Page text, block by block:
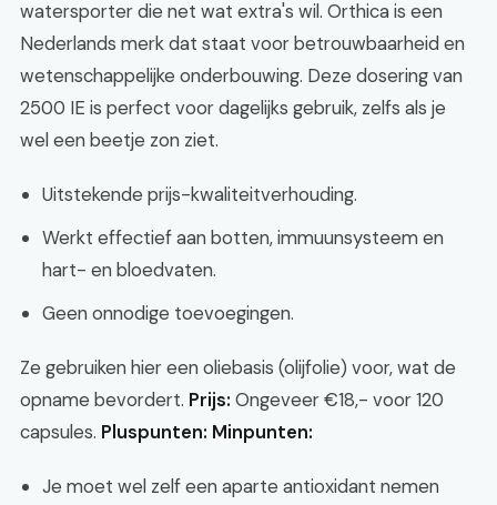
watersporter die net wat extra's wil. Orthica is een
Nederlands merk dat staat voor betrouwbaarheid en
wetenschappelijke onderbouwing. Deze dosering van
2500 IE is perfect voor dagelijks gebruik, zelfs als je
wel een beetje zon ziet.
Uitstekende prijs-kwaliteitverhouding.
Werkt effectief aan botten, immuunsysteem en
hart- en bloedvaten.
Geen onnodige toevoegingen.
Ze gebruiken hier een oliebasis (olijfolie) voor, wat de
opname bevordert. Prijs: Ongeveer €18,- voor 120
capsules. Pluspunten: Minpunten:
Je moet wel zelf een aparte antioxidant nemen